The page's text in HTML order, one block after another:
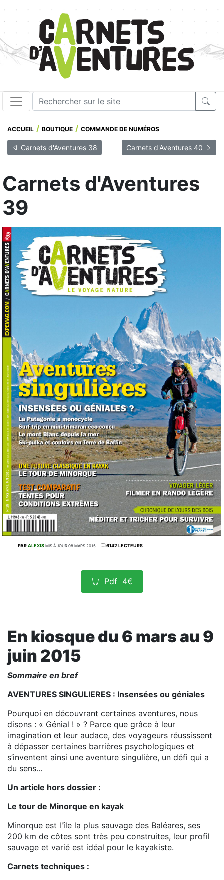
ACCUEIL BOUTIQUE COMMANDE DE NUMÉROS
Carnets d'Aventures 38 Carnets d'Aventures 40
Carnets d'Aventures
39
PARALEXIS MIS À JOUR 08 MARS 2015 6142 LECTEURS
Pdf 4€
En kiosque du 6 mars au 9
juin 2015
Sommaire en bref
AVENTURES SINGULIERES : Insensées ou géniales
Pourquoi en découvrant certaines aventures, nous
disons : « Génial ! » ? Parce que grâce à leur
imagination et leur audace, des voyageurs réussissent
à dépasser certaines barrières psychologiques et
s’inventent ainsi une aventure singulière, un défi qui a
du sens...
Un article hors dossier :
Le tour de Minorque en kayak
Minorque est l'île la plus sauvage des Baléares, ses
200 km de côtes sont très peu construites, leur profil
sauvage et varié est idéal pour le kayakiste.
Carnets techniques :